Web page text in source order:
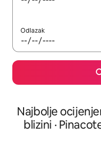
Odlazak
Najbolje
blizini ·